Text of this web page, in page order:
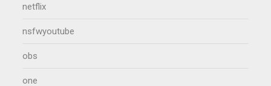
netflix
nsfwyoutube
obs
one